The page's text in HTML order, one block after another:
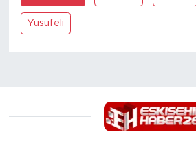
Yusufeli